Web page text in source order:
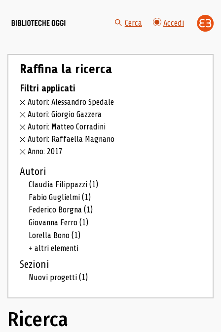
Cerca Accedi
Raffina la ricerca
Filtri applicati
Autori: Alessandro Spedale
Autori: Giorgio Gazzera
Autori: Matteo Corradini
Autori: Raffaella Magnano
Anno: 2017
Autori
Claudia Filippazzi(1)
Fabio Guglielmi(1)
Federico Borgna(1)
Giovanna Ferro(1)
Lorella Bono(1)
+ altri elementi
Sezioni
Nuovi progetti(1)
Ricerca